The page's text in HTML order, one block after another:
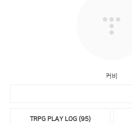
커비
TRPG PLAY LOG (95)